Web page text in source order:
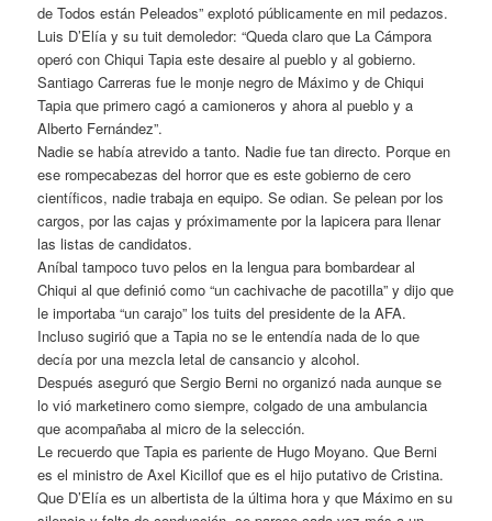
de Todos están Peleados” explotó públicamente en mil pedazos.
Luis D’Elía y su tuit demoledor: “Queda claro que La Cámpora
operó con Chiqui Tapia este desaire al pueblo y al gobierno.
Santiago Carreras fue le monje negro de Máximo y de Chiqui
Tapia que primero cagó a camioneros y ahora al pueblo y a
Alberto Fernández”.
Nadie se había atrevido a tanto. Nadie fue tan directo. Porque en
ese rompecabezas del horror que es este gobierno de cero
científicos, nadie trabaja en equipo. Se odian. Se pelean por los
cargos, por las cajas y próximamente por la lapicera para llenar
las listas de candidatos.
Aníbal tampoco tuvo pelos en la lengua para bombardear al
Chiqui al que definió como “un cachivache de pacotilla” y dijo que
le importaba “un carajo” los tuits del presidente de la AFA.
Incluso sugirió que a Tapia no se le entendía nada de lo que
decía por una mezcla letal de cansancio y alcohol.
Después aseguró que Sergio Berni no organizó nada aunque se
lo vió marketinero como siempre, colgado de una ambulancia
que acompañaba al micro de la selección.
Le recuerdo que Tapia es pariente de Hugo Moyano. Que Berni
es el ministro de Axel Kicillof que es el hijo putativo de Cristina.
Que D’Elía es un albertista de la última hora y que Máximo en su